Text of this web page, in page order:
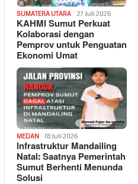
SUMATERA UTARA 27 Juli 2026
KAHMI Sumut Perkuat
Kolaborasi dengan
Pemprov untuk Penguatan
Ekonomi Umat
MEDAN 18 Juli 2026
Infrastruktur Mandailing
Natal: Saatnya Pemerintah
Sumut Berhenti Menunda
Solusi